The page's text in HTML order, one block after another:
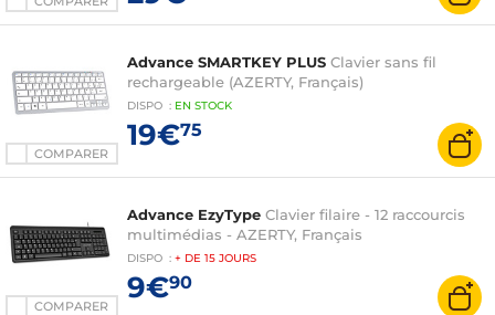
COMPARER
Advance SMARTKEY PLUS Clavier sans fil
rechargeable (AZERTY, Français)
DISPO : EN STOCK
19€75
COMPARER
Advance EzyType Clavier filaire - 12 raccourcis
multimédias - AZERTY, Français
DISPO : + DE 15 JOURS
9€90